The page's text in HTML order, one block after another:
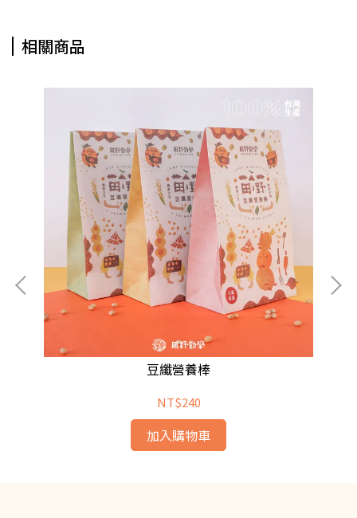
相關商品
豆纖營養棒
NT$240
加入購物車